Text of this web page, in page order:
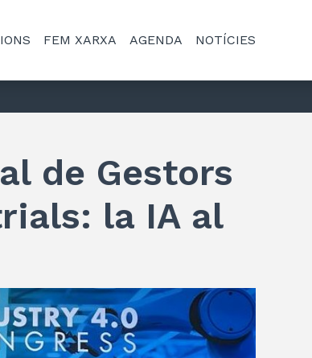
FEM XARXA AGENDA NOTÍCIES
de Gestors
la IA al